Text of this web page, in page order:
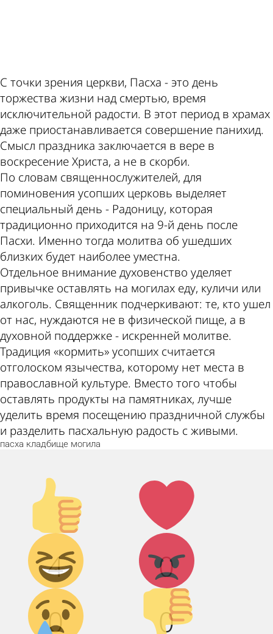
С точки зрения церкви, Пасха - это день
торжества жизни над смертью, время
исключительной радости. В этот период в храмах
даже приостанавливается совершение панихид.
Смысл праздника заключается в вере в
воскресение Христа, а не в скорби.
По словам священнослужителей, для
поминовения усопших церковь выделяет
специальный день - Радоницу, которая
традиционно приходится на 9-й день после
Пасхи. Именно тогда молитва об ушедших
близких будет наиболее уместна.
Отдельное внимание духовенство уделяет
привычке оставлять на могилах еду, куличи или
алкоголь. Священник подчеркивают: те, кто ушел
от нас, нуждаются не в физической пище, а в
духовной поддержке - искренней молитве.
Традиция «кормить» усопших считается
отголоском язычества, которому нет места в
православной культуре. Вместо того чтобы
оставлять продукты на памятниках, лучше
уделить время посещению праздничной службы
и разделить пасхальную радость с живыми.
пасха кладбище могила
Палец
вверх!
4
Лайк!
0
Дикий
смех!
0
Агрессия!
0
Грусть :(
Палец
вниз!